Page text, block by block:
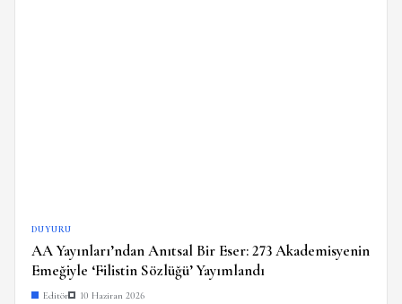
DUYURU
AA Yayınları’ndan Anıtsal Bir Eser: 273 Akademisyenin
Emeğiyle ‘Filistin Sözlüğü’ Yayımlandı
Editör 10 Haziran 2026